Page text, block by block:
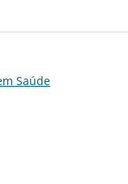
Saúde